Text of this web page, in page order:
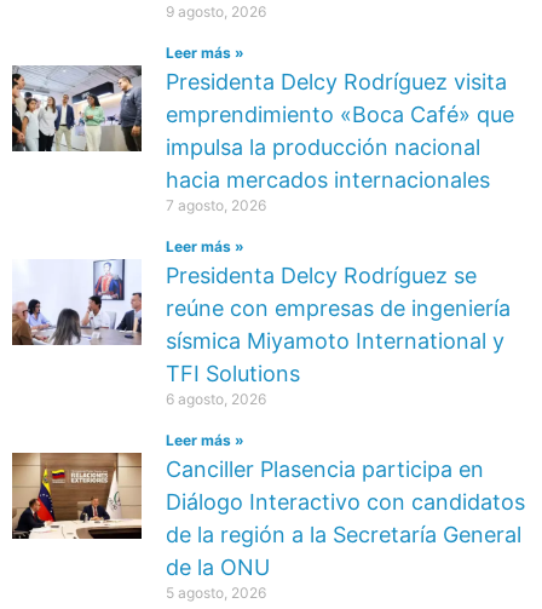
9 agosto, 2026
Leer más »
Presidenta Delcy Rodríguez visita
emprendimiento «Boca Café» que
impulsa la producción nacional
hacia mercados internacionales
7 agosto, 2026
Leer más »
Presidenta Delcy Rodríguez se
reúne con empresas de ingeniería
sísmica Miyamoto International y
TFI Solutions
6 agosto, 2026
Leer más »
Canciller Plasencia participa en
Diálogo Interactivo con candidatos
de la región a la Secretaría General
de la ONU
5 agosto, 2026